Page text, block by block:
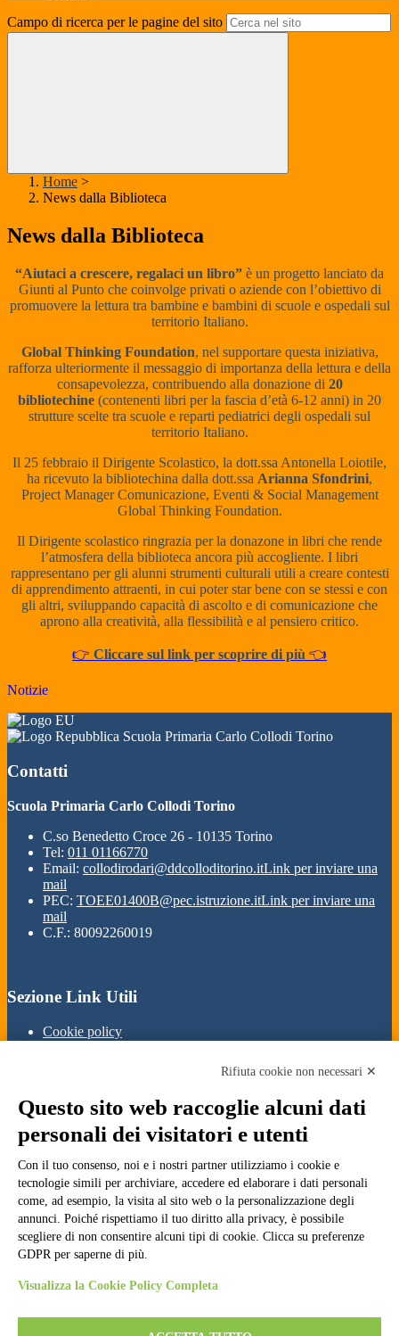
Campo di ricerca per le pagine del sito
Home >
News dalla Biblioteca
News dalla Biblioteca
“Aiutaci a crescere, regalaci un libro” è un progetto lanciato da
Giunti al Punto che coinvolge privati o aziende con l’obiettivo di
promuovere la lettura tra bambine e bambini di scuole e ospedali sul
territorio Italiano.
Global Thinking Foundation, nel supportare questa iniziativa,
rafforza ulteriormente il messaggio di importanza della lettura e della
consapevolezza, contribuendo alla donazione di 20
bibliotechine (contenenti libri per la fascia d’età 6-12 anni) in 20
strutture scelte tra scuole e reparti pediatrici degli ospedali sul
territorio Italiano.
Il 25 febbraio il Dirigente Scolastico, la dott.ssa Antonella Loiotile,
ha ricevuto la bibliotechina dalla dott.ssa Arianna Sfondrini,
Project Manager Comunicazione, Eventi & Social Management
Global Thinking Foundation.
Il Dirigente scolastico ringrazia per la donazone in libri che rende
l’atmosfera della biblioteca ancora più accogliente. I libri
rappresentano per gli alunni strumenti culturali utili a creare contesti
di apprendimento attraenti, in cui poter star bene con se stessi e con
gli altri, sviluppando capacità di ascolto e di comunicazione che
aprono alla creatività, alla flessibilità e al pensiero critico.
👉 Cliccare sul link per scoprire di più 👈
Notizie
Scuola Primaria Carlo Collodi Torino
Contatti
Scuola Primaria Carlo Collodi Torino
C.so Benedetto Croce 26 - 10135 Torino
Tel: 011 01166770
Email: collodirodari@ddcolloditorino.itLink per inviare una
mail
PEC: TOEE01400B@pec.istruzione.itLink per inviare una
mail
C.F.: 80092260019
Sezione Link Utili
Cookie policy
Ufficio Relazioni con il Pubblico
Obiettivi di accessibilità
Whistleblowing
Gestione consensi cookie
Amministrazione trasparente
Pagina visualizzata866volte
Sezione Copyright
Parma S.p.A. | Divisione Publishing & New Social Media
Rifiuta cookie non necessari ✕
Questo sito web raccoglie alcuni dati
personali dei visitatori e utenti
Con il tuo consenso, noi e i nostri partner utilizziamo i cookie e
tecnologie simili per archiviare, accedere ed elaborare i dati personali
come, ad esempio, la visita al sito web o la personalizzazione degli
annunci. Poiché rispettiamo il tuo diritto alla privacy, è possibile
scegliere di non consentire alcuni tipi di cookie. Clicca su preferenze
GDPR per saperne di più.
Visualizza la Cookie Policy Completa